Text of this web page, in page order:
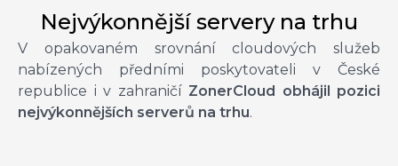
Nejvýkonnější servery na trhu
V opakovaném srovnání cloudových služeb
nabízených předními poskytovateli v České
republice i v zahraničí ZonerCloud obhájil pozici
nejvýkonnějších serverů na trhu.